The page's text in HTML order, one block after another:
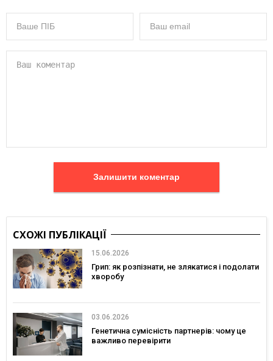
Залишити коментар
СХОЖІ ПУБЛІКАЦІЇ
15.06.2026
Грип: як розпізнати, не злякатися і подолати
хворобу
03.06.2026
Генетична сумісність партнерів: чому це
важливо перевірити